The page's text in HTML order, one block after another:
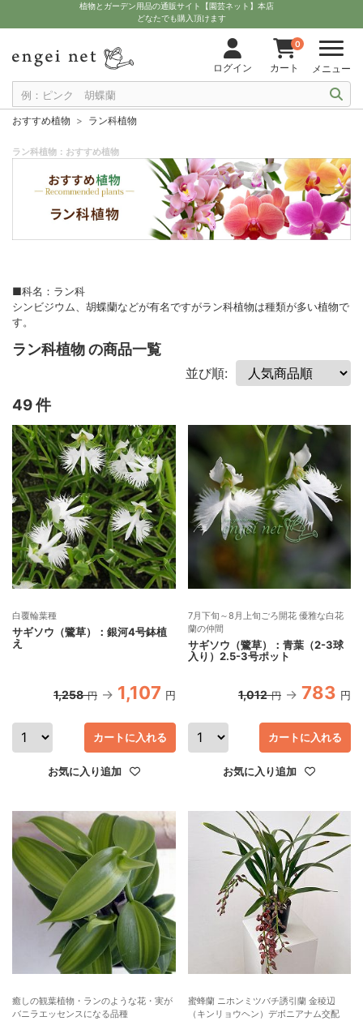
植物とガーデン用品の通販サイト【園芸ネット】本店
どなたでも購入頂けます
ログイン
0
カート メニュー
おすすめ植物 ラン科植物
ラン科植物：おすすめ植物
■科名：ラン科
シンビジウム、胡蝶蘭などが有名ですがラン科植物は種類が多い植物で
す。
ラン科植物 の商品一覧
並び順:
49 件
白覆輪葉種
サギソウ（鷺草）：銀河4号鉢植
え
1,258 円 1,107 円
お気に入り追加
カートに入れる
7月下旬～8月上旬ごろ開花 優雅な白花
蘭の仲間
サギソウ（鷺草）：青葉（2-3球
入り）2.5-3号ポット
1,012 円 783 円
お気に入り追加
カートに入れる
癒しの観葉植物・ランのような花・実が
バニラエッセンスになる品種
蜜蜂蘭 ニホンミツバチ誘引蘭 金稜辺
（キンリョウヘン）デボニアナム交配